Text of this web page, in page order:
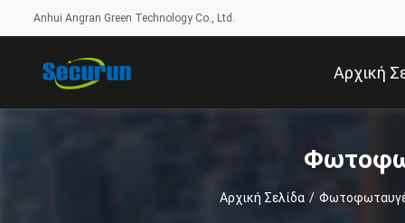
Anhui Angran Green Technology Co., Ltd.
Αρχική
Αρχική Σελίδα /